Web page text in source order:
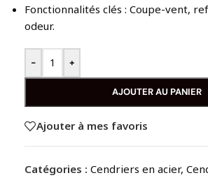
Fonctionnalités clés : Coupe-vent,
odeur.
- +
AJOUTER AU PANIER
Ajouter à mes favoris
Catégories : Cendriers en acier,